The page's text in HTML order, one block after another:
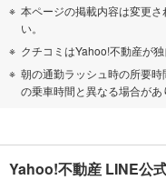
本ページの掲載内容は変更
い。
クチコミはYahoo!不動産が
朝の通勤ラッシュ時の所要
の乗車時間と異なる場合があ
Yahoo!不動産 LINE公